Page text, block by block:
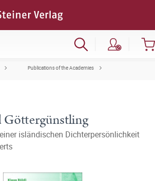
Publications of the Academies
isländischen Dichterpersönlichkeit